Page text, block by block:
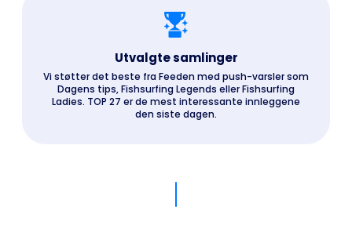
Utvalgte samlinger
Vi støtter det beste fra Feeden med push-varsler som
Dagens tips, Fishsurfing Legends eller Fishsurfing
Ladies. TOP 27 er de mest interessante innleggene
den siste dagen.